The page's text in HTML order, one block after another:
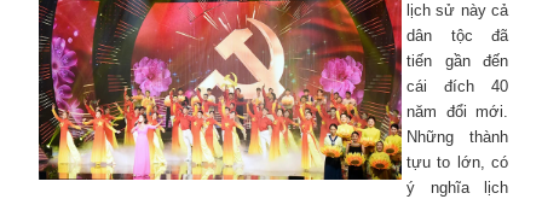
lịch sử này cả
dân tộc đã
tiến gần đến
cái đích 40
năm đổi mới.
Những thành
tựu to lớn, có
ý nghĩa lịch